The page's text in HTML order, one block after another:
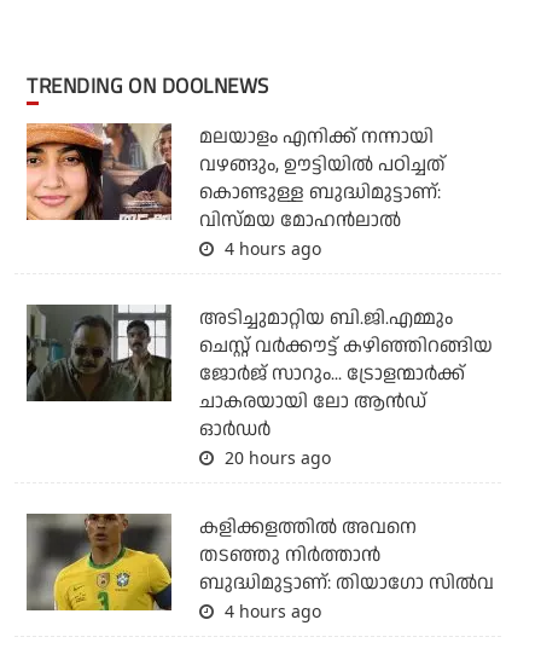
TRENDING ON DOOLNEWS
മലയാളം എനിക്ക് നന്നായി
വഴങ്ങും, ഊട്ടിയില്‍ പഠിച്ചത്
കൊണ്ടുള്ള ബുദ്ധിമുട്ടാണ്:
വിസ്മയ മോഹന്‍ലാല്‍
4 hours ago
അടിച്ചുമാറ്റിയ ബി.ജി.എമ്മും
ചെസ്റ്റ് വര്‍ക്കൗട്ട് കഴിഞ്ഞിറങ്ങിയ
ജോര്‍ജ് സാറും... ട്രോളന്മാര്‍ക്ക്
ചാകരയായി ലോ ആന്‍ഡ്
ഓര്‍ഡര്‍
20 hours ago
കളിക്കളത്തില്‍ അവനെ
തടഞ്ഞു നിര്‍ത്താന്‍
ബുദ്ധിമുട്ടാണ്: തിയാഗോ സില്‍വ
4 hours ago